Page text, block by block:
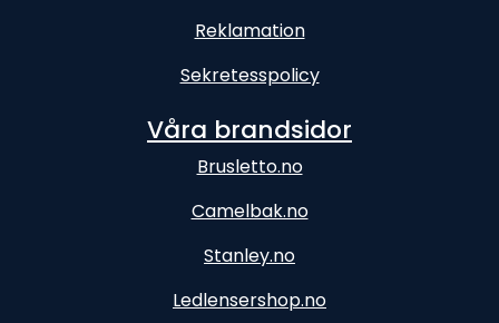
Reklamation
Sekretesspolicy
Våra brandsidor
Brusletto.no
Camelbak.no
Stanley.no
Ledlensershop.no